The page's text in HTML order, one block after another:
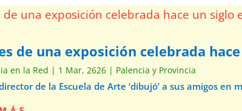
de una exposición celebrada
en la Red | 1 Mar, 2626 | Palencia y Provincia
de la Escuela de Arte ‘dibujó’ a sus amigos